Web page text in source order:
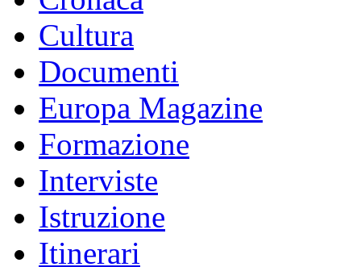
Cultura
Documenti
Europa Magazine
Formazione
Interviste
Istruzione
Itinerari